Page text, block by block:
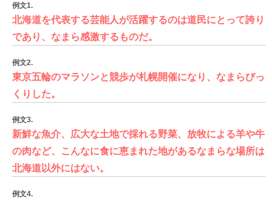
例文1.
北海道を代表する芸能人が活躍するのは道民にとって誇り
であり、なまら感激するものだ。
例文2.
東京五輪のマラソンと競歩が札幌開催になり、なまらびっ
くりした。
例文3.
新鮮な魚介、広大な土地で採れる野菜、放牧による羊や牛
の肉など、こんなに食に恵まれた地があるなまらな場所は
北海道以外にはない。
例文4.